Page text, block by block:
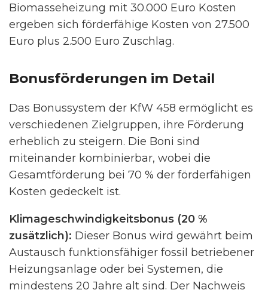
Biomasseheizung mit 30.000 Euro Kosten
ergeben sich förderfähige Kosten von 27.500
Euro plus 2.500 Euro Zuschlag.
Bonusförderungen im Detail
Das Bonussystem der KfW 458 ermöglicht es
verschiedenen Zielgruppen, ihre Förderung
erheblich zu steigern. Die Boni sind
miteinander kombinierbar, wobei die
Gesamtförderung bei 70 % der förderfähigen
Kosten gedeckelt ist.
Klimageschwindigkeitsbonus (20 %
zusätzlich): Dieser Bonus wird gewährt beim
Austausch funktionsfähiger fossil betriebener
Heizungsanlage oder bei Systemen, die
mindestens 20 Jahre alt sind. Der Nachweis